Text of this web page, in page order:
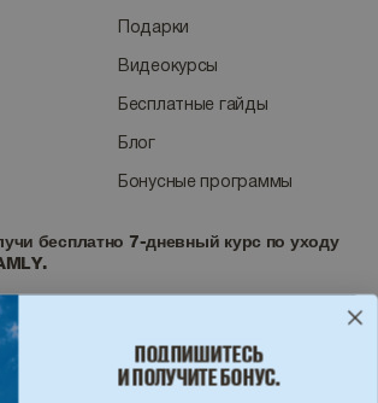
Подарки
Видеокурсы
Бесплатные гайды
Блог
Бонусные программы
бесплатно 7-дневный курс по уходу
ПОДПИШИТЕСЬ
И ПОЛУЧИТЕ БОНУС.